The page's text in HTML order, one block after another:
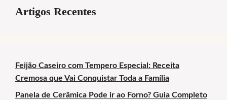
Artigos Recentes
Feijão Caseiro com Tempero Especial: Receita
Cremosa que Vai Conquistar Toda a Família
Panela de Cerâmica Pode ir ao Forno? Guia Completo